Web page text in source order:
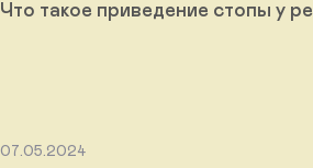
Что такое приведение стопы у
07.05.2024